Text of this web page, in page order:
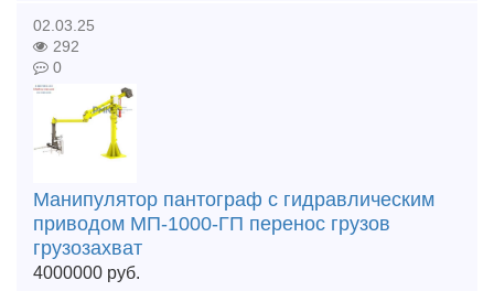
02.03.25
292
0
Манипулятор пантограф с гидравлическим
приводом МП-1000-ГП перенос грузов
грузозахват
4000000 руб.